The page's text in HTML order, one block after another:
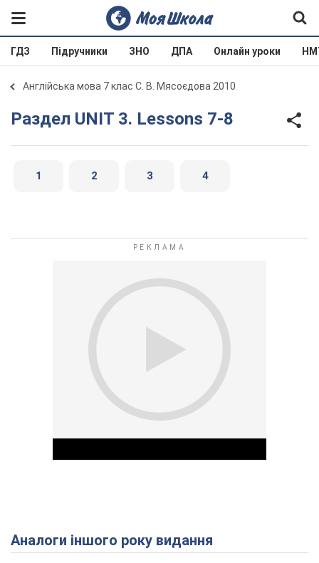
ГДЗ Підручники ЗНО ДПА Онлайн уроки
Англійська мова 7 клас С. В. Мясоєдова 2010
Раздел UNIT 3. Lessons 7-8
1 2 3 4
Play Video
Аналоги іншого року видання